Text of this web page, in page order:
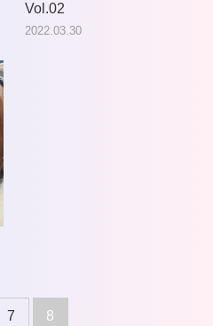
Vol.02
2022.03.30
7 8